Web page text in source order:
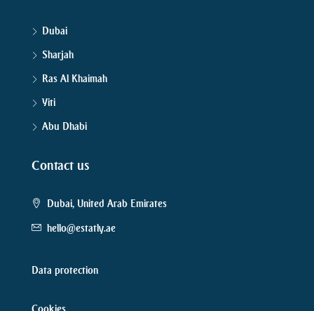
Dubai
Sharjah
Ras Al Khaimah
Yiti
Abu Dhabi
Contact us
Dubai, United Arab Emirates
hello@estatly.ae
Data protection